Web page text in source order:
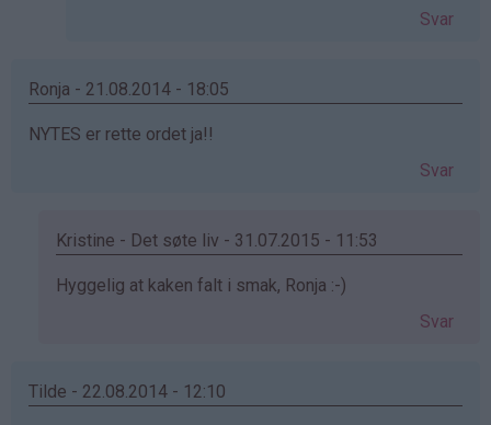
13
XD
Svar
Ronja - 21.08.2014 - 18:05
NYTES er rette ordet ja!!
Svar
Kristine - Det søte liv - 31.07.2015 - 11:53
Som
Ronja
Hyggelig at kaken falt i smak, Ronja :-)
Svar
Tilde - 22.08.2014 - 12:10